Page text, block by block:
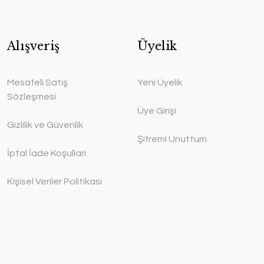
Alışveriş
Mesafeli Satış
Sözleşmesi
Gizlilik ve Güvenlik
İptal İade Koşullari
Kişisel Veriler Politikası
Üyelik
Yeni Üyelik
Üye Girişi
Şifremi Unuttum